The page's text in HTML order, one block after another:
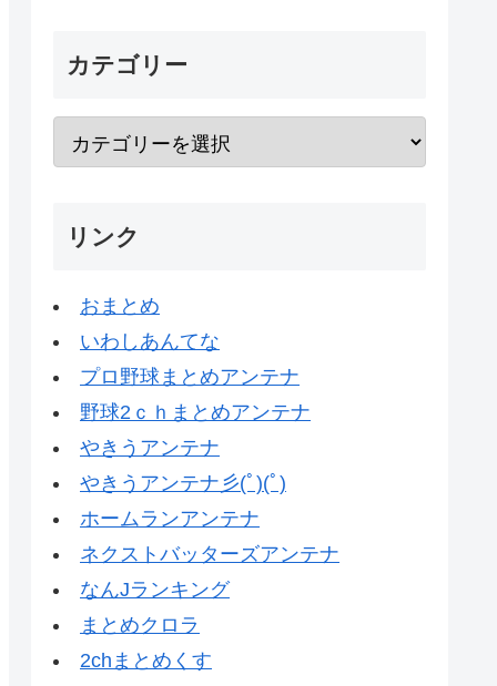
カテゴリー
リンク
おまとめ
いわしあんてな
プロ野球まとめアンテナ
野球2ｃｈまとめアンテナ
やきうアンテナ
やきうアンテナ彡(ﾟ)(ﾟ)
ホームランアンテナ
ネクストバッターズアンテナ
なんJランキング
まとめクロラ
2chまとめくす